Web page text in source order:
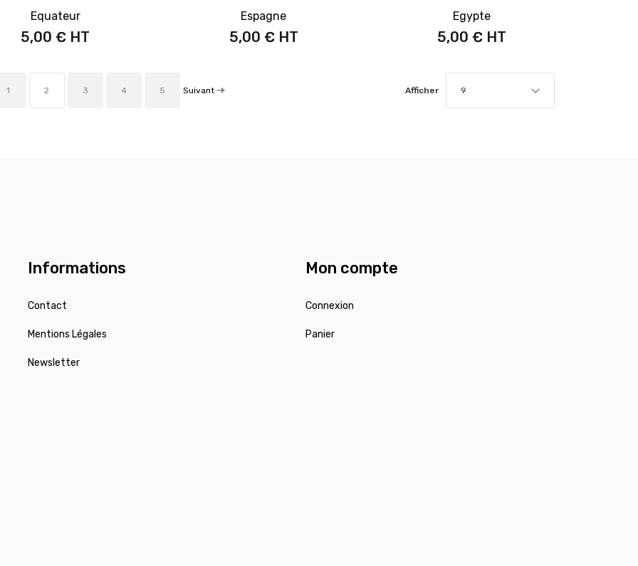
Equateur
5,00 €
Espagne
5,00 €
Egypte
5,00 €
Afficher 9
1 2 3 4 5 Suivant
Informations
Contact
Mentions Légales
Newsletter
Mon compte
Connexion
Panier